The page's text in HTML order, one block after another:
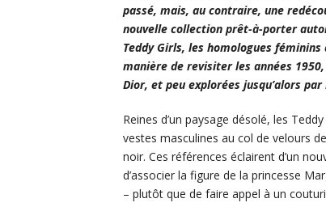
passé, mais, au contraire, une
nouvelle collection prêt-à-porter
Teddy Girls, les homologues
manière de revisiter les années
Dior, et peu explorées jusqu’alors
Reines d’un paysage désolé, les
vestes masculines au col de velours
noir. Ces références éclairent d’un
d’associer la figure de la princesse
– plutôt que de faire appel à un